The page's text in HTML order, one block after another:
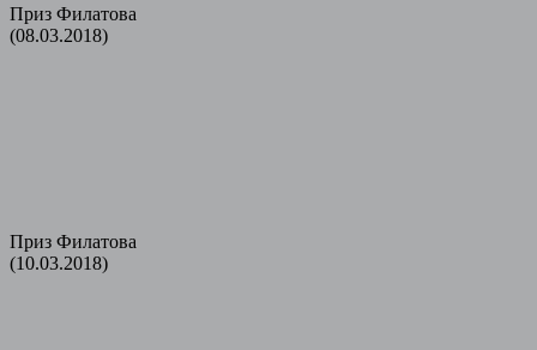
Приз Филатова
(08.03.2018)
Приз Филатова
(10.03.2018)